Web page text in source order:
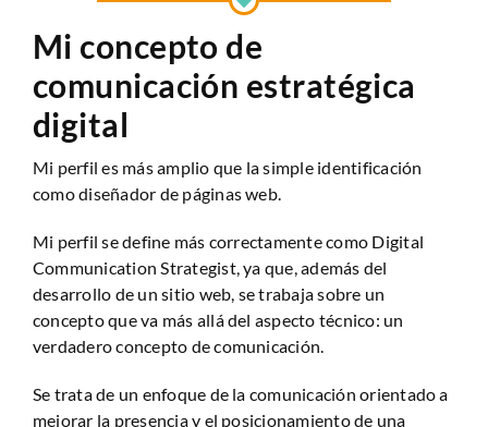
Mi concepto de
comunicación estratégica
digital
Mi perfil es más amplio que la simple identificación
como diseñador de páginas web.
Mi perfil se define más correctamente como Digital
Communication Strategist, ya que, además del
desarrollo de un sitio web, se trabaja sobre un
concepto que va más allá del aspecto técnico: un
verdadero concepto de comunicación.
Se trata de un enfoque de la comunicación orientado a
mejorar la presencia y el posicionamiento de una